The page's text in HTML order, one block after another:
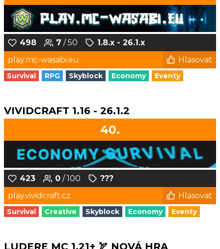
498 7 / 50
1.8.x - 26.1.x
play.mc-wasabi.eu
Hlasovat
Survival RPG Skyblock Economy Eventy
VIVIDCRAFT 1.16 - 26.1.2
40.
423 0 / 100
???
play.vividcraft.cz
Hlasovat
Survival Creative Skyblock Economy Eventy
LUDERE MC 1.21+ 🏹 NOVÁ HRA